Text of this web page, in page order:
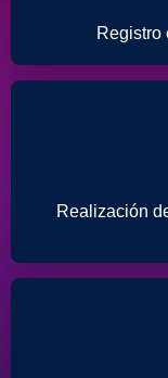
Registro
Realización